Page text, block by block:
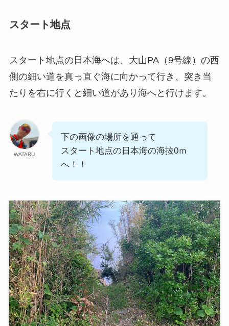
スタート地点
スタート地点の日本海へは、大山PA（9号線）の西
側の細い道を真っ直ぐ海に向かって行き、突き当
たりを右に行くと細い道があり海へと行けます。
WATARU
下の画像の場所を通って
スタート地点の日本海の海抜0ｍ
へ！！